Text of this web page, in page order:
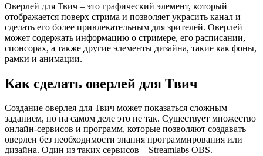
Оверлей для Твич – это графический элемент, который
отображается поверх стрима и позволяет украсить канал и
сделать его более привлекательным для зрителей. Оверлей
может содержать информацию о стримере, его расписании,
спонсорах, а также другие элементы дизайна, такие как фоны,
рамки и анимации.
Как сделать оверлей для Твич
Создание оверлея для Твич может показаться сложным
заданием, но на самом деле это не так. Существует множество
онлайн-сервисов и программ, которые позволяют создавать
оверлеи без необходимости знания программирования или
дизайна. Один из таких сервисов – Streamlabs OBS.